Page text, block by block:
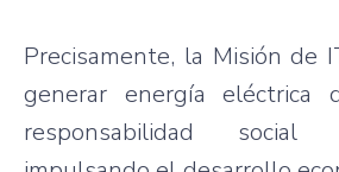
Precisamente, la Misión de
generar energía eléctrica
responsabilidad